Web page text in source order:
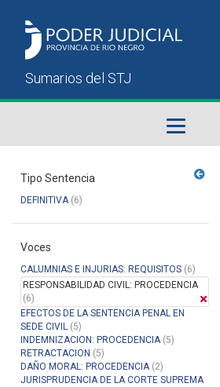
Sumarios del STJ
Manual del Usuario
Tipo Sentencia
DEFINITIVA(6)
Voces
CALUMNIAS E INJURIAS: REQUISITOS (6)
RESPONSABILIDAD CIVIL: PROCEDENCIA
(6)
EFECTOS DE LA SENTENCIA PENAL EN
SEDE CIVIL (5)
INDEMNIZACION: PROCEDENCIA(5)
RETRACTACION (5)
DAÑO MORAL: PROCEDENCIA(2)
JURISPRUDENCIA DE LA CORTE SUPREMA